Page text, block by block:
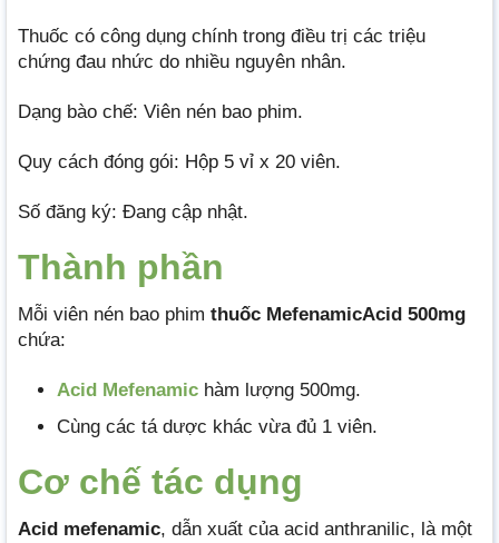
Thuốc có công dụng chính trong điều trị các triệu
chứng đau nhức do nhiều nguyên nhân.
Dạng bào chế: Viên nén bao phim.
Quy cách đóng gói: Hộp 5 vỉ x 20 viên.
Số đăng ký: Đang cập nhật.
Thành phần
Mỗi viên nén bao phim thuốc MefenamicAcid 500mg
chứa:
Acid Mefenamic hàm lượng 500mg.
Cùng các tá dược khác vừa đủ 1 viên.
Cơ chế tác dụng
Acid mefenamic, dẫn xuất của acid anthranilic, là một